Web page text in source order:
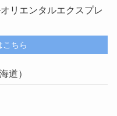
リエンタルエクスプレ
こちら
道）